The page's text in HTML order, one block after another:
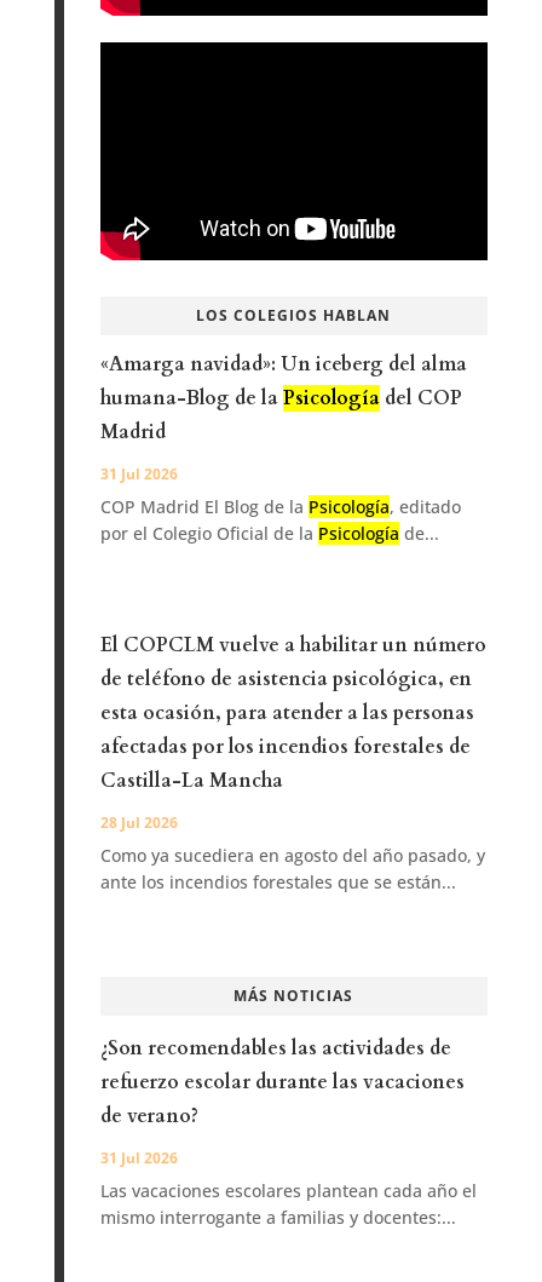
LOS COLEGIOS HABLAN
«Amarga navidad»: Un iceberg del alma
humana-Blog de laPsicologíadel COP
Madrid
31 Jul 2026
COP Madrid El Blog de la Psicología, editado
por el Colegio Oficial de la Psicología de...
El COPCLM vuelve a habilitar un número
de teléfono de asistencia psicológica, en
esta ocasión, para atender a las personas
afectadas por los incendios forestales de
Castilla-La Mancha
28 Jul 2026
Como ya sucediera en agosto del año pasado, y
ante los incendios forestales que se están...
MÁS NOTICIAS
¿Son recomendables las actividades de
refuerzo escolar durante las vacaciones
de verano?
31 Jul 2026
Las vacaciones escolares plantean cada año el
mismo interrogante a familias y docentes:...